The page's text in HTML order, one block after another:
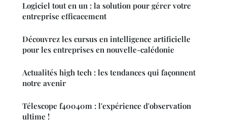
Logiciel tout en un : la solution pour gérer votre
entreprise efficacement
Découvrez les cursus en intelligence artificielle
pour les entreprises en nouvelle-calédonie
Actualités high tech : les tendances qui façonnent
notre avenir
Télescope f40040m : l'expérience d'observation
ultime !